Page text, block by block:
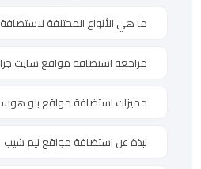
ما هي الأنواع المختلفة
مراجعة استضافة مواقع سايت
مميزات استضافة مواقع بلو
نبذة عن استضافة مواقع نيم شيب